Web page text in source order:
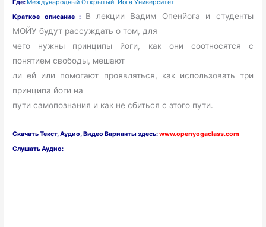
Где: Международный Открытый Йога Университет
Краткое описание :
В лекции Вадим Опенйога и студенты
МОЙУ будут рассуждать о том, для
чего нужны принципы йоги, как они соотносятся с
понятием свободы, мешают
ли ей или помогают проявляться, как использовать три
принципа йоги на
пути самопознания и как не сбиться с этого пути.
СкачатьТекст,Аудио, Видео Варианты здесь:www.openyogaclass.com
Слушать Аудио: